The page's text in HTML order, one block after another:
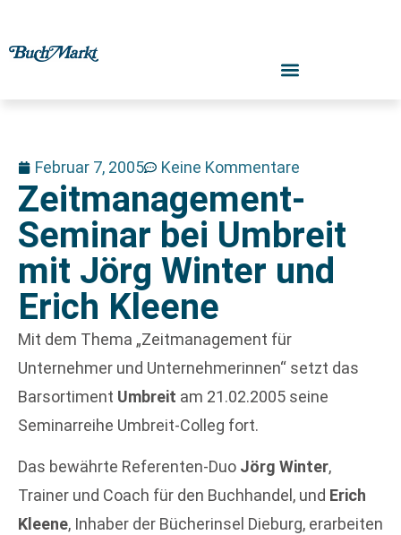
Februar 7, 2005 Keine Kommentare
Zeitmanagement-
Seminar bei Umbreit
mit Jörg Winter und
Erich Kleene
Mit dem Thema „Zeitmanagement für
Unternehmer und Unternehmerinnen“ setzt das
Barsortiment Umbreit am 21.02.2005 seine
Seminarreihe Umbreit-Colleg fort.
Das bewährte Referenten-Duo Jörg Winter,
Trainer und Coach für den Buchhandel, und Erich
Kleene, Inhaber der Bücherinsel Dieburg, erarbeiten